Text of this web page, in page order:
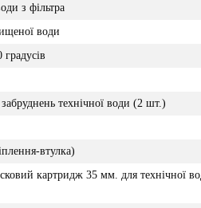
з фільтра
води
технічної води (2 шт.)
втулка)
картридж 35 мм. для технічної